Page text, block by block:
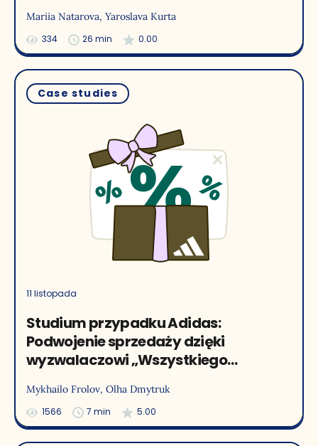
Mariia Natarova, Yaroslava Kurta
334 26 min 0.00
Case studies
11 listopada
Studium przypadku Adidas:
Podwojenie sprzedaży dzięki
wyzwalaczowi „Wszystkiego
widgetowi
Mykhailo Frolov, Olha Dmytruk
1566 7 min 5.00